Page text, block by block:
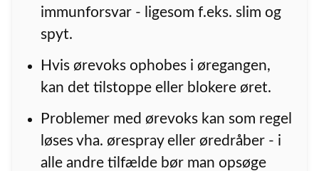
immunforsvar - ligesom f.eks. slim og
spyt.
Hvis ørevoks ophobes i øregangen,
kan det tilstoppe eller blokere øret.
Problemer med ørevoks kan som regel
løses vha. ørespray eller øredråber - i
alle andre tilfælde bør man opsøge